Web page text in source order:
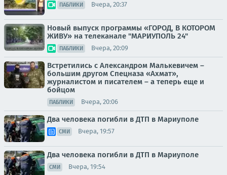
ПАБЛИКИ Вчера, 20:37
Новый выпуск программы «ГОРОД, В КОТОРОМ
ЖИВУ» на телеканале "МАРИУПОЛЬ 24"
ПАБЛИКИ Вчера, 20:09
Встретились с Александром Малькевичем –
большим другом Спецназа «Ахмат»,
журналистом и писателем – а теперь еще и
бойцом
ПАБЛИКИ Вчера, 20:06
Два человека погибли в ДТП в Мариуполе
СМИ Вчера, 19:57
Два человека погибли в ДТП в Мариуполе
СМИ Вчера, 19:54